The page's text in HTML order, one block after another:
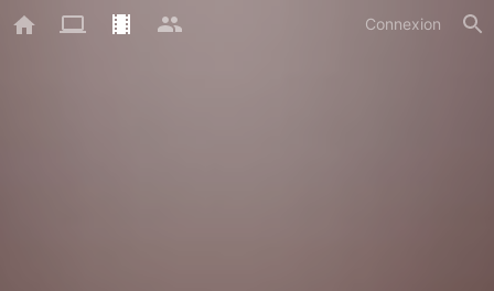
Connexion